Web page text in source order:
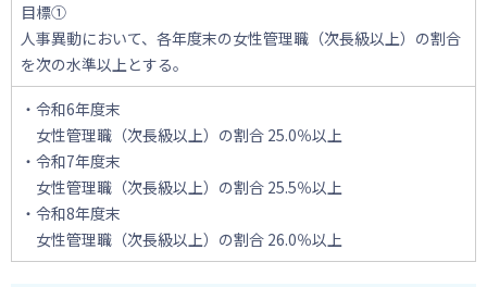
目標①
人事異動において、各年度末の女性管理職（次長級以上）の割合
を次の水準以上とする。
・令和6年度末
女性管理職（次長級以上）の割合 25.0％以上
・令和7年度末
女性管理職（次長級以上）の割合 25.5％以上
・令和8年度末
女性管理職（次長級以上）の割合 26.0％以上